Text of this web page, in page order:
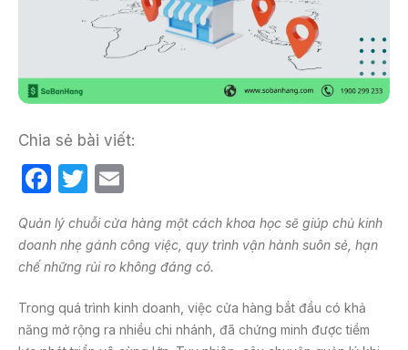
Chia sẻ bài viết:
F
c
e
o
T
w
itt
er
ail
Quản lý chuỗi cửa hàng một cách khoa học sẽ giúp chủ kinh
doanh nhẹ gánh công việc, quy trình vận hành suôn sẻ, hạn
chế những rủi ro không đáng có.
Trong quá trình kinh doanh, việc cửa hàng bắt đầu có khả
năng mở rộng ra nhiều chi nhánh, đã chứng minh được tiềm